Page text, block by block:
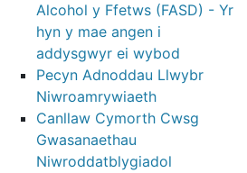
Alcohol y Ffetws (FASD) - Yr
hyn y mae angen i
addysgwyr ei wybod
Pecyn Adnoddau Llwybr
Niwroamrywiaeth
Canllaw Cymorth Cwsg
Gwasanaethau
Niwroddatblygiadol